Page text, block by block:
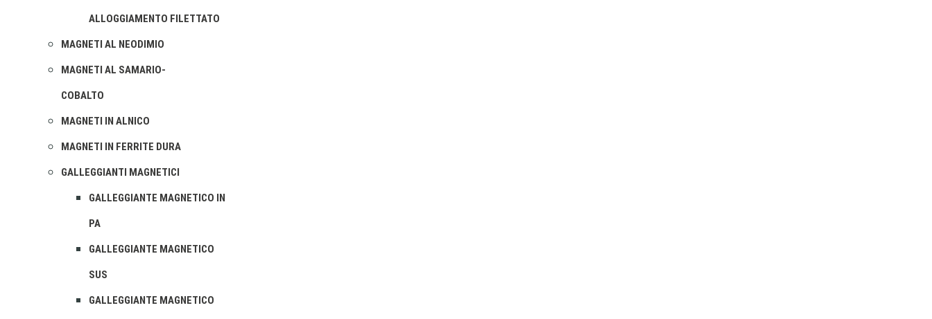
ALLOGGIAMENTO FILETTATO
MAGNETI AL NEODIMIO
MAGNETI AL SAMARIO-
COBALTO
MAGNETI IN ALNICO
MAGNETI IN FERRITE DURA
GALLEGGIANTI MAGNETICI
GALLEGGIANTE MAGNETICO IN
PA
GALLEGGIANTE MAGNETICO
SUS
GALLEGGIANTE MAGNETICO